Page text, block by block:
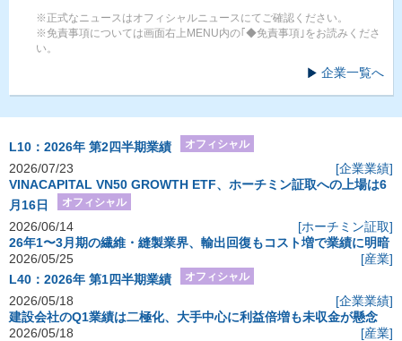
※正式なニュースはオフィシャルニュースにてご確認ください。
※免責事項については画面右上MENU内の｢◆免責事項｣をお読みくださ
い。
企業一覧へ
L10：2026年 第2四半期業績 オフィシャル
2026/07/23
[企業業績]
VINACAPITAL VN50 GROWTH ETF、ホーチミン証取への上場は6
月16日
オフィシャル
2026/06/14
[ホーチミン証取]
26年1〜3月期の繊維・縫製業界、輸出回復もコスト増で業績に明暗
2026/05/25
[産業]
L40：2026年 第1四半期業績
オフィシャル
2026/05/18
[企業業績]
建設会社のQ1業績は二極化、大手中心に利益倍増も未収金が懸念
2026/05/18
[産業]